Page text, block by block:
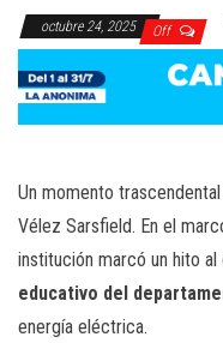
octubre 24, 2025 Off
Un momento
Vélez Sarsfield. En el
institución marcó un hito
educativo del
energía eléctrica.